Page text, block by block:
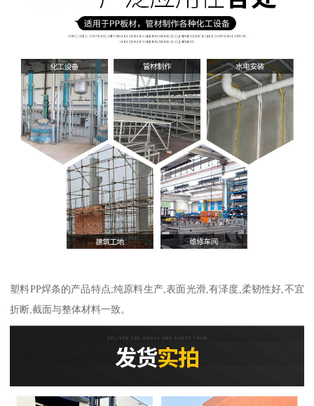
塑料PP焊条的产品特点;纯原料生产,表面光滑,有泽度,柔韧性好,不宜
折断,截面与整体材料一致。